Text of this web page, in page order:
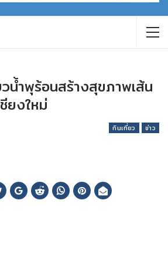
วน้ำพุร้อนสร้างสุขภาพเส้น
ยงใหม่
กินเที่ยว ข่าว